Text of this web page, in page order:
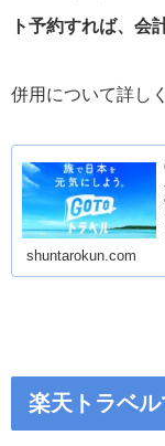
ト予約すれば、会
併用について詳し
shuntarokun.com
楽天トラベ